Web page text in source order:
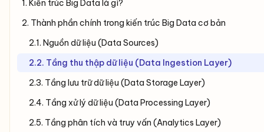
1. Kiến trúc Big Data là gì?
2. Thành phần chính trong kiến trúc Big Data cơ bản
2.1. Nguồn dữ liệu (Data Sources)
2.2. Tầng thu thập dữ liệu (Data Ingestion Layer)
2.3. Tầng lưu trữ dữ liệu (Data Storage Layer)
2.4. Tầng xử lý dữ liệu (Data Processing Layer)
2.5. Tầng phân tích và truy vấn (Analytics Layer)